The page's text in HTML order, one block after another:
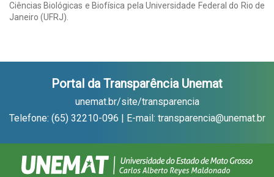
Ciências Biológicas e Biofísica pela Universidade Federal do Rio de
Janeiro (UFRJ).
Portal da Transparência Unemat
unemat.br/site/transparencia
Telefone: (65) 32210-096 | E-mail: transparencia@unemat.br